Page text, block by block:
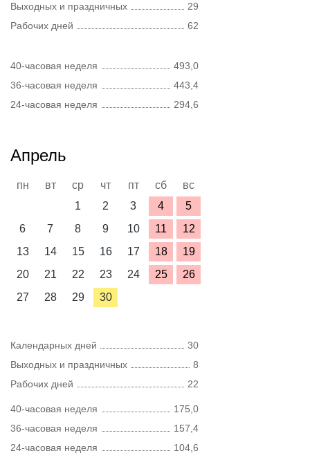
Выходных и праздничных
29
Рабочих дней
62
40-часовая неделя
493,0
36-часовая неделя
443,4
24-часовая неделя
294,6
Апрель
пн вт ср чт пт сб
вс
1
2 3 4
5
6
7 8 9 10 11
12
13
14 15 16 17 18
19
20
21 22 23 24 25
26
27
28 29 30
Календарных дней
30
Выходных и праздничных
8
Рабочих дней
22
40-часовая неделя
175,0
36-часовая неделя
157,4
24-часовая неделя
104,6